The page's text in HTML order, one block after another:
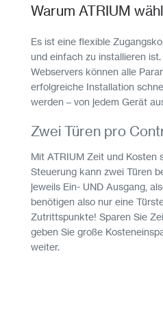
Warum ATRIUM
Es ist eine flexible
und einfach zu installieren
Webservers können alle
erfolgreiche Installation
werden – von jedem Gerät
Zwei Türen pro
Mit ATRIUM Zeit und Kosten
Steuerung kann zwei Türen
jeweils Ein- UND Ausgang,
benötigen also nur eine
Zutrittspunkte! Sparen Sie
geben Sie große
weiter.